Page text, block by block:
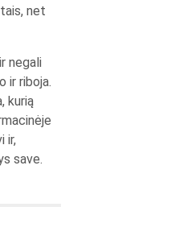
net
negali
ir riboja.
kurią
ir,
save.